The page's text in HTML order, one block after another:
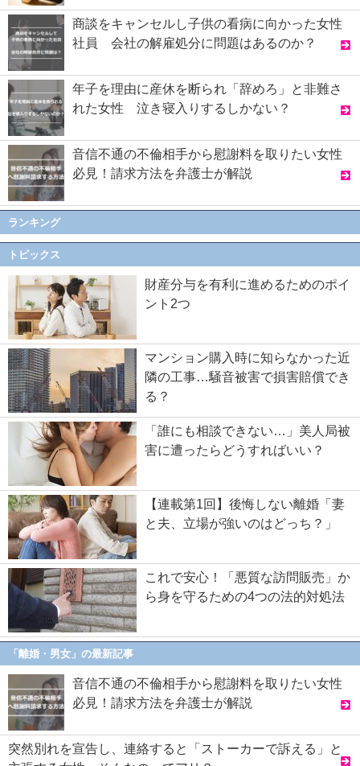
商談をキャンセルし子供の看病に向かった女性
社員 会社の解雇処分に問題はあるのか？
年子を理由に産休を断られ「辞めろ」と非難さ
れた女性 泣き寝入りするしかない？
音信不通の不倫相手から慰謝料を取りたい女性
必見！請求方法を弁護士が解説
ランキング
トピックス
財産分与を有利に進めるためのポイ
ント2つ
マンション購入時に知らなかった近
隣の工事…騒音被害で損害賠償でき
る？
「誰にも相談できない…」美人局被
害に遭ったらどうすればいい？
【連載第1回】後悔しない離婚「妻
と夫、立場が強いのはどっち？」
これで安心！「悪質な訪問販売」か
ら身を守るための4つの法的対処法
「離婚・男女」の最新記事
音信不通の不倫相手から慰謝料を取りたい女性
必見！請求方法を弁護士が解説
突然別れを宣告し、連絡すると「ストーカーで訴える」と